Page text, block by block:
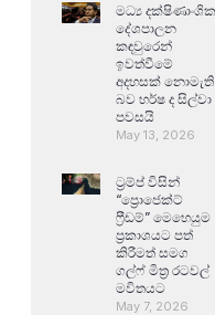
මධ්‍ය දක්ෂිණාංශික
දේශපාලන
කඳවුරෙන්
ඉවත්වීමේ
අදහසක් නොමැති
බව හර්ෂ ද සිල්වා
පවසයි
May 13, 2026
ට්‍රම්ප් විසින්
“ප්‍රොජෙක්ට්
ෆ්‍රීඩම්” මෙහෙයුම
ප්‍රකාශයට පත්
කිරීමත් සමග
ගල්ෆ් මිත්‍ර රටවල්
මවිතයට
May 7, 2026